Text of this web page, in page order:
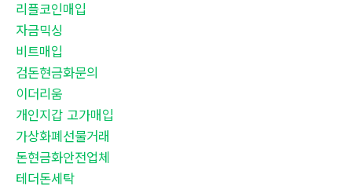
리플코인매입
자금믹싱
비트매입
검돈현금화문의
이더리움
개인지갑 고가매입
가상화폐선물거래
돈현금화안전업체
테더돈세탁